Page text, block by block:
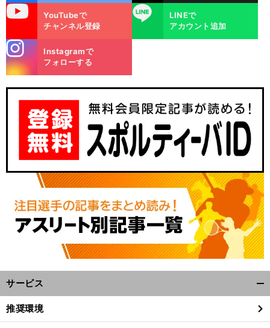
YouTubeで
チャンネル登録
LINE
LINEで
アカウント追加
m
Instagramで
フォローする
サービス
閉
推奨環境